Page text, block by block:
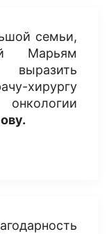
семьи,
Марьям
хирургу